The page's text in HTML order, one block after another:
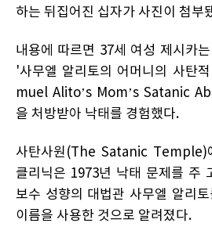
하는 뒤집어진 십자가 사진이 첨부
내용에 따르면 37세 여성 제시카
'사무엘 알리토의 어머니의 사탄
muel Alito’s Mom’s Satanic
을 처방받아 낙태를 경험했다.
사탄사원(The Satanic Temple)
클리닉은 1973년 낙태 문제를 주
보수 성향의 대법관 사무엘 알리
이름을 사용한 것으로 알려졌다.